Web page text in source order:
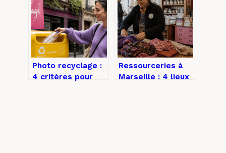
et choix d’école
Photo recyclage :
4 critères pour
Ressourceries à
Marseille : 4 lieux